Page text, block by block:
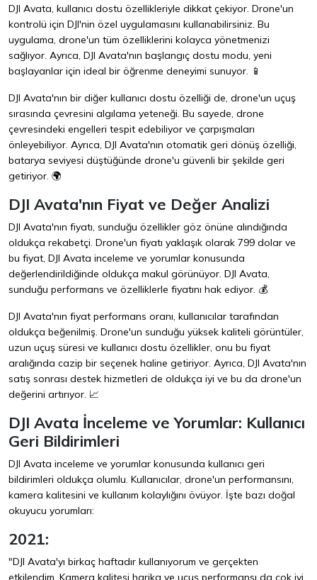
DJI Avata, kullanıcı dostu özellikleriyle dikkat çekiyor. Drone'un
kontrolü için DJI'nin özel uygulamasını kullanabilirsiniz. Bu
uygulama, drone'un tüm özelliklerini kolayca yönetmenizi
sağlıyor. Ayrıca, DJI Avata'nın başlangıç dostu modu, yeni
başlayanlar için ideal bir öğrenme deneyimi sunuyor. 📱
DJI Avata'nın bir diğer kullanıcı dostu özelliği de, drone'un uçuş
sırasında çevresini algılama yeteneği. Bu sayede, drone
çevresindeki engelleri tespit edebiliyor ve çarpışmaları
önleyebiliyor. Ayrıca, DJI Avata'nın otomatik geri dönüş özelliği,
batarya seviyesi düştüğünde drone'u güvenli bir şekilde geri
getiriyor. 🌍
DJI Avata'nın Fiyat ve Değer Analizi
DJI Avata'nın fiyatı, sunduğu özellikler göz önüne alındığında
oldukça rekabetçi. Drone'un fiyatı yaklaşık olarak 799 dolar ve
bu fiyat, DJI Avata inceleme ve yorumlar konusunda
değerlendirildiğinde oldukça makul görünüyor. DJI Avata,
sunduğu performans ve özelliklerle fiyatını hak ediyor. 💰
DJI Avata'nın fiyat performans oranı, kullanıcılar tarafından
oldukça beğenilmiş. Drone'un sunduğu yüksek kaliteli görüntüler,
uzun uçuş süresi ve kullanıcı dostu özellikler, onu bu fiyat
aralığında cazip bir seçenek haline getiriyor. Ayrıca, DJI Avata'nın
satış sonrası destek hizmetleri de oldukça iyi ve bu da drone'un
değerini artırıyor. 📈
DJI Avata İnceleme ve Yorumlar: Kullanıcı
Geri Bildirimleri
DJI Avata inceleme ve yorumlar konusunda kullanıcı geri
bildirimleri oldukça olumlu. Kullanıcılar, drone'un performansını,
kamera kalitesini ve kullanım kolaylığını övüyor. İşte bazı doğal
okuyucu yorumları:
2021:
"DJI Avata'yı birkaç haftadır kullanıyorum ve gerçekten
etkilendim. Kamera kalitesi harika ve uçuş performansı da çok iyi.